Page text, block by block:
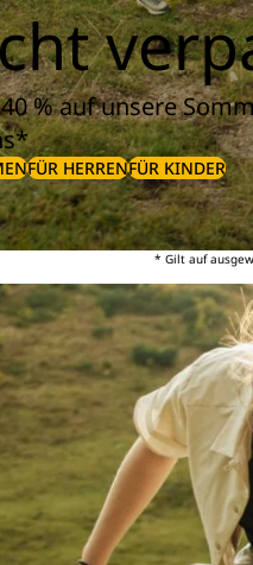
% auf unsere
FÜR HERRENFÜR KINDER
* Gilt auf